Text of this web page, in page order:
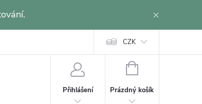
CZK
Přihlášení
NÁKUPNÍ
Prázdný košík